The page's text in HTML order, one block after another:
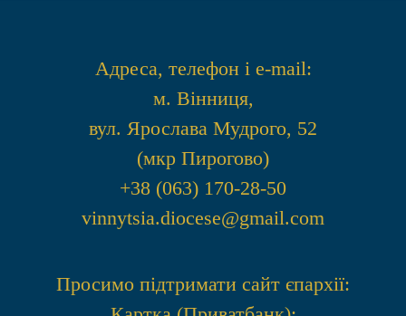
Адреса, телефон і e-mail:
м. Вінниця,
вул. Ярослава Мудрого, 52
(мкр Пирогово)
+38 (063) 170-28-50
vinnytsia.diocese@gmail.com
Просимо підтримати сайт єпархії: